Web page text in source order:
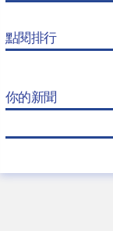
點閱排行
你的新聞